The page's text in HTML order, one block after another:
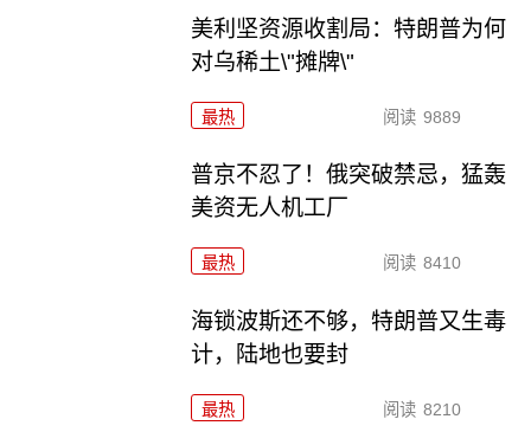
美利坚资源收割局：特朗普为何
对乌稀土\"摊牌\"
最热 阅读 9889
普京不忍了！俄突破禁忌，猛轰
美资无人机工厂
最热 阅读 8410
海锁波斯还不够，特朗普又生毒
计，陆地也要封
最热 阅读 8210